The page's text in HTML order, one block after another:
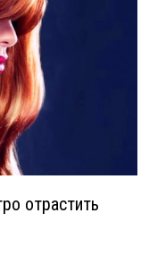
отрастить